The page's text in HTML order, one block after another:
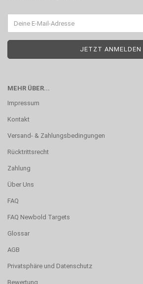
MEHR ÜBER...
Impressum
Kontakt
Versand- & Zahlungsbedingungen
Rücktrittsrecht
Zahlung
Über Uns
FAQ
FAQ Newbold Targets
Glossar
AGB
Privatsphäre und Datenschutz
Bewertung